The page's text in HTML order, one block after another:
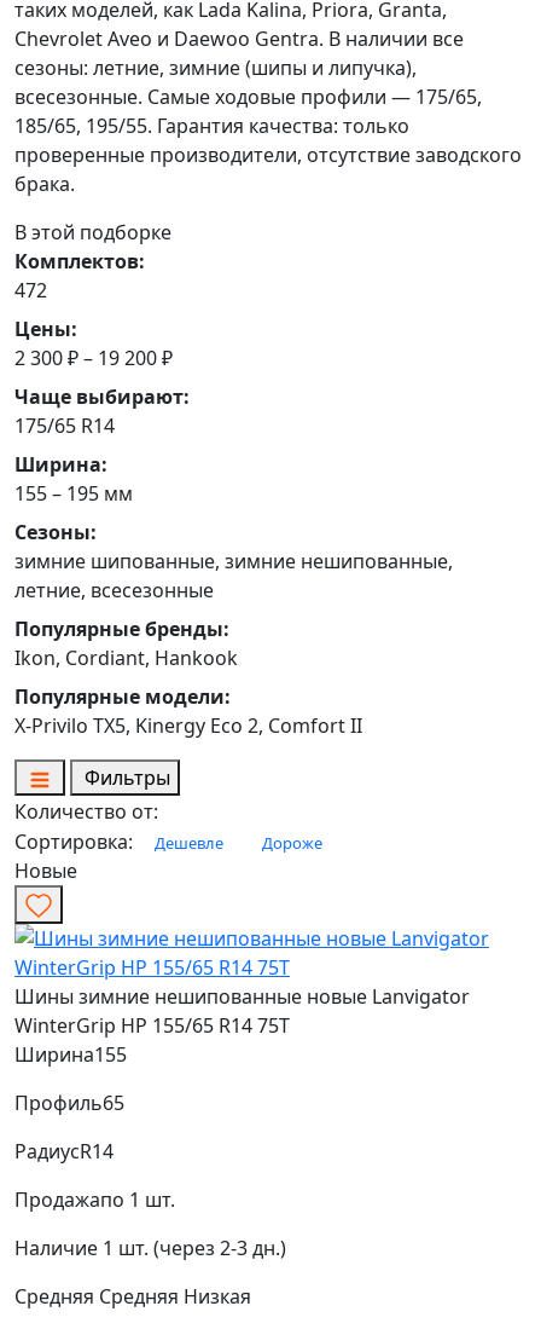
таких моделей, как Lada Kalina, Priora, Granta,
Chevrolet Aveo и Daewoo Gentra. В наличии все
сезоны: летние, зимние (шипы и липучка),
всесезонные. Самые ходовые профили — 175/65,
185/65, 195/55. Гарантия качества: только
проверенные производители, отсутствие заводского
брака.
В этой подборке
Комплектов:
472
Цены:
2 300 ₽ – 19 200 ₽
Чаще выбирают:
175/65 R14
Ширина:
155 – 195 мм
Сезоны:
зимние шипованные, зимние нешипованные,
летние, всесезонные
Популярные бренды:
Ikon, Cordiant, Hankook
Популярные модели:
X-Privilo TX5, Kinergy Eco 2, Comfort II
Фильтры
Количество от:
Сортировка:
Дешевле Дороже
Новые
Шины зимние нешипованные новые Lanvigator
WinterGrip HP 155/65 R14 75T
Ширина155
Профиль65
РадиусR14
Продажапо 1 шт.
Наличие 1 шт. (через 2-3 дн.)
Средняя Средняя Низкая